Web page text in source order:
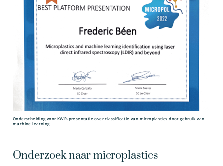
Onderscheiding voor KWR-presentatie over classificatie van microplastics door gebruik van
machine learning
Onderzoek naar microplastics